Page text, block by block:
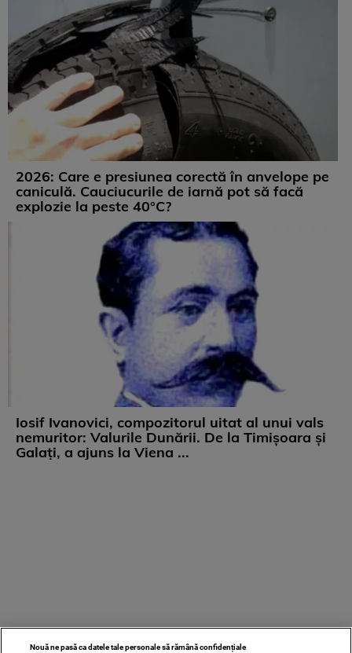
2026: Care e presiunea corectă în anvelope pe
caniculă. Cauciucurile de iarnă pot să facă
explozie la peste 40°C?
Iosif Ivanovici, compozitorul uitat al unui vals
nemuritor: Valurile Dunării. De la Timișoara și
Galați, a ajuns la Viena ...
Nouă ne pasă ca datele tale personale să rămână confidențiale